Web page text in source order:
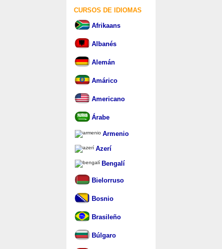
CURSOS DE IDIOMAS
Afrikaans
Albanés
Alemán
Amárico
Americano
Árabe
Armenio
Azerí
Bengalí
Bielorruso
Bosnio
Brasileño
Búlgaro